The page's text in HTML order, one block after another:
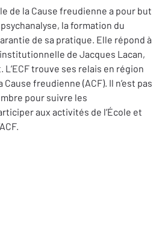
de la Cause freudienne a pour but
la formation du
de sa pratique. Elle répond à
de Jacques Lacan,
trouve ses relais en région
Cause freudienne (ACF). Il n’est pas
pour suivre les
aux activités de l’École et